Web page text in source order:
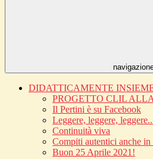
DIDATTICAMENTE
PROGETTO CLIL
Il Pertini è su Facebook
Leggere, leggere,
Continuità viva
Compiti autentici anche
Buon 25 Aprile 2021!